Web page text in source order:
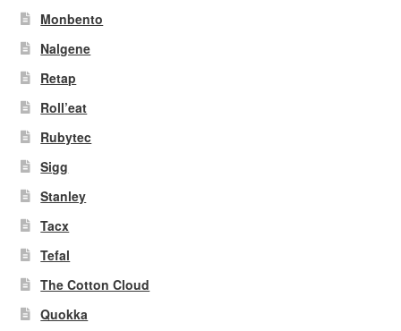
Monbento
Nalgene
Retap
Roll’eat
Rubytec
Sigg
Stanley
Tacx
Tefal
The Cotton Cloud
Quokka